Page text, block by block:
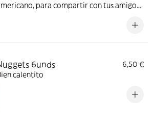
para compartir con tus amigos
6unds
6,50 €
calentito